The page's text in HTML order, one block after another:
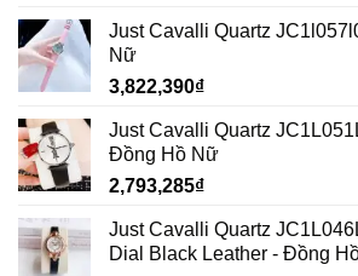
Just Cavalli Quartz
Nữ
3,822,390₫
Just Cavalli Quartz
Đồng Hồ Nữ
2,793,285₫
Just Cavalli Quartz
Dial Black Leather - Đồng